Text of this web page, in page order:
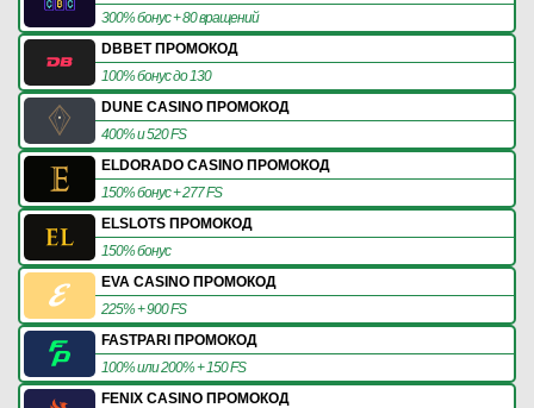
300% бонус + 80 вращений
DBBET ПРОМОКОД
100% бонус до 130
DUNE CASINO ПРОМОКОД
400% и 520 FS
ELDORADO CASINO ПРОМОКОД
150% бонус + 277 FS
ELSLOTS ПРОМОКОД
150% бонус
EVA CASINO ПРОМОКОД
225% + 900 FS
FASTPARI ПРОМОКОД
100% или 200% + 150 FS
FENIX CASINO ПРОМОКОД